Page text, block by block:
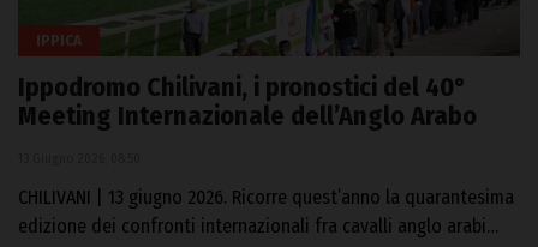
IPPICA
Ippodromo Chilivani, i pronostici del 40°
Meeting Internazionale dell’Anglo Arabo
CHILIVANI | 13 giugno 2026. Ricorre quest’anno la quarantesima
edizione dei confronti internazionali fra cavalli anglo arabi…